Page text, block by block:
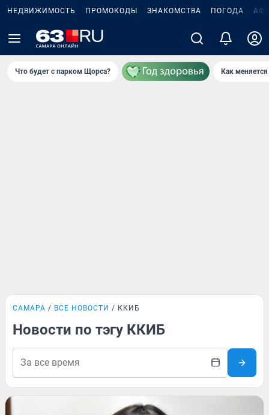
НЕДВИЖИМОСТЬ ПРОМОКОДЫ ЗНАКОМСТВА ПОГОДА
Что будет с парком Щорса? Как
САМАРА ВСЕ НОВОСТИ ККИБ
Новости по тэгу ККИБ